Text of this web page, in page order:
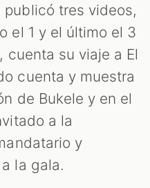
publicó tres videos,
el 1 y el último el 3
cuenta su viaje a El
cuenta y muestra
de Bukele y en el
a la
y
la gala.